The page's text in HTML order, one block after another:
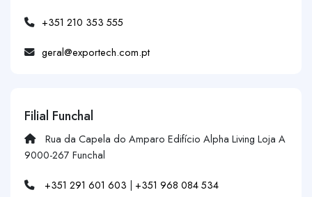
+351 210 353 555
geral@exportech.com.pt
Filial Funchal
Rua da Capela do Amparo Edifício Alpha Living Loja A
9000-267 Funchal
+351 291 601 603 | +351 968 084 534